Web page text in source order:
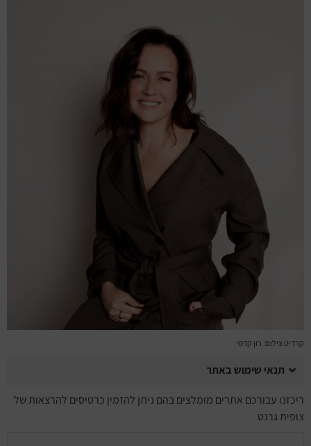
חופשה והופעה
קרדיט צילום: רון קדמי
תנאי שימוש באתר
ריכזנו עבורכם אתרים מומלצים בהם ניתן להזמין כרטיסים להרצאות של
צופית גרנט